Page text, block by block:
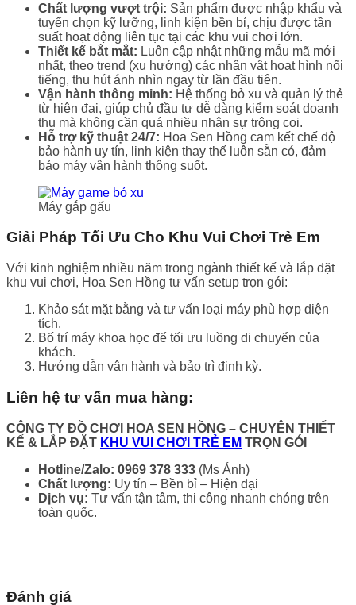
Chất lượng vượt trội: Sản phẩm được nhập khẩu và
tuyển chọn kỹ lưỡng, linh kiện bền bỉ, chịu được tần
suất hoạt động liên tục tại các khu vui chơi lớn.
Thiết kế bắt mắt: Luôn cập nhật những mẫu mã mới
nhất, theo trend (xu hướng) các nhân vật hoạt hình nổi
tiếng, thu hút ánh nhìn ngay từ lần đầu tiên.
Vận hành thông minh: Hệ thống bỏ xu và quản lý thẻ
từ hiện đại, giúp chủ đầu tư dễ dàng kiểm soát doanh
thu mà không cần quá nhiều nhân sự trông coi.
Hỗ trợ kỹ thuật 24/7: Hoa Sen Hồng cam kết chế độ
bảo hành uy tín, linh kiện thay thế luôn sẵn có, đảm
bảo máy vận hành thông suốt.
Máy gắp gấu
Giải Pháp Tối Ưu Cho Khu Vui Chơi Trẻ Em
Với kinh nghiệm nhiều năm trong ngành thiết kế và lắp đặt
khu vui chơi, Hoa Sen Hồng tư vấn setup trọn gói:
Khảo sát mặt bằng và tư vấn loại máy phù hợp diện
tích.
Bố trí máy khoa học để tối ưu luồng di chuyển của
khách.
Hướng dẫn vận hành và bảo trì định kỳ.
Liên hệ tư vấn mua hàng:
CÔNG TY ĐỒ CHƠI HOA SEN HỒNG – CHUYÊN THIẾT
KẾ & LẮP ĐẶT KHU VUI CHƠI TRẺ EM TRỌN GÓI
Hotline/Zalo: 0969 378 333 (Ms Ánh)
Chất lượng: Uy tín – Bền bỉ – Hiện đại
Dịch vụ: Tư vấn tận tâm, thi công nhanh chóng trên
toàn quốc.
Đánh giá